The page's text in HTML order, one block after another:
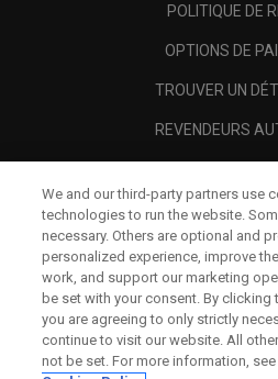
POLITIQUE DE
OPTIONS DE
TROUVER UN
REVENDEURS
A PROPOS
MENTIONS
We and our third-party partners use
technologies to run the website.
necessary. Others are optional and
personalized experience, improve
work, and support our marketing
be set with your consent. By clicking
you are agreeing to only strictly
continue to visit our website. All
not be set. For more information,